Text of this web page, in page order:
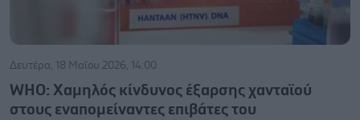
Δευτέρα, 18 Μαΐου 2026, 14:00
WHO: Χαμηλός κίνδυνος έξαρσης χανταϊού
στους εναπομείναντες επιβάτες του